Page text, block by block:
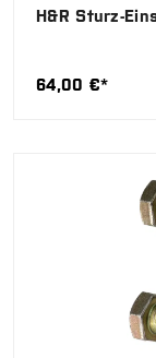
H&R Sturz-
64,00 €*